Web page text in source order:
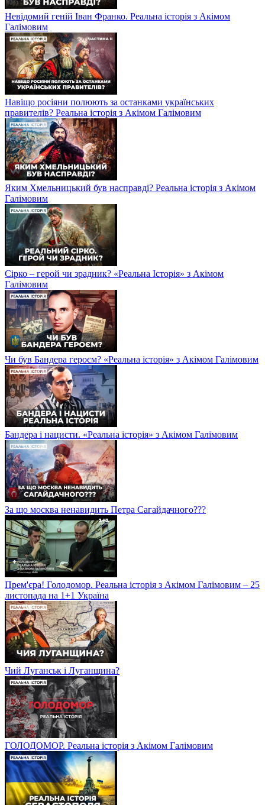
Невідомий геній Іван Франко. Реальна історія з Акімом
Галімовим
Навіщо росіяни полюють за останками українських
правителів? Реальна історія з Акімом Галімовим
Яким Хмельницький був насправді? Реальна історія з Акімом
Галімовим
Сірко – герой чи зрадник? «Реальна Історія» з Акімом
Галімовим
Чи був Бандера героєм? «Реальна історія» з Акімом Галімовим
Бандера і нацисти. «Реальна історія» з Акімом Галімовим
За що москва ненавидить Петра Сагайдачного???
Прем'єра! Голодомор. Реальна історія з Акімом Галімовим – 25
листопада на 1+1 Україна
Чий Луганськ і Луганщина?
ГОЛОДОМОР. Реальна історія з Акімом Галімовим